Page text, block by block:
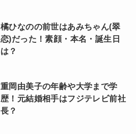
橘ひなのの前世はあみちゃん(翠
恋)だった！素顔・本名・誕生日
は？
重岡由美子の年齢や大学まで学
歴！元結婚相手はフジテレビ前社
長？